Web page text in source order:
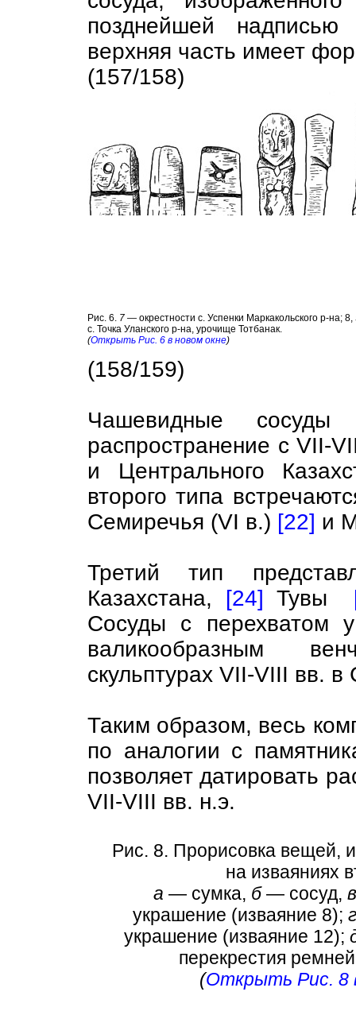
позднейшей
верхняя часть имеет
(157/158)
Рис. 6. 7 — окрестности с. Успенки Маркакольского р-на; 8,
с. Точка Уланского р-на, урочище Тотбанак.
(Открыть Рис. 6 в новом окне)
(158/159)
Чашевидные
распространение с VII-
и Центрального
второго типа
Семиречья (VI в.) [22] и
Третий тип
Казахстана, [24] Тувы
Сосуды с перехватом
валикообразным
скульптурах VII-VIII вв.
Таким образом, весь
по аналогии с
позволяет датировать
VII-VIII вв. н.э.
Рис. 8. Прорисовка вещей,
на изваяниях
а — сумка, б— сосуд, в
украшение (изваяние 8); г
украшение (изваяние 12);
перекрестия
(Открыть Рис. 8